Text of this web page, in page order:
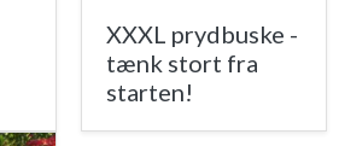
XXXL prydbuske -
tænk stort fra
starten!